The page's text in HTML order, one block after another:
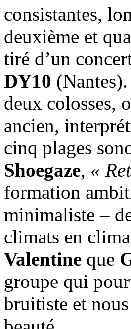
consistantes,
deuxième et
tiré d’un
DY10
deux colosses,
ancien,
cinq plages
Shoegaze, «
formation
minimaliste –
climats en
Valentine que
groupe qui
bruitiste et